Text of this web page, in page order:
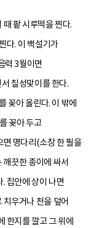
팥 시루떡을 찐다.
다. 이 백설기가
력 3월이면
칠성맞이를 한다.
꽂아 올린다. 이 밖에
꽂아 두고
면 명다리(소창 한 필을
끗한 종이에 싸서
집안에 상이 나면
우거나 천을 덮어
한지를 깔고 그 위에